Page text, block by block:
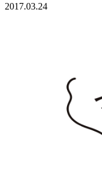
2017.03.24